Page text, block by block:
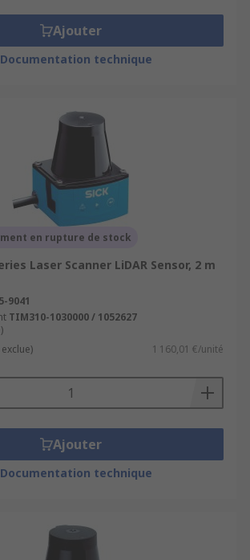
Ajouter
Documentation technique
en rupture de stock
Laser Scanner LiDAR Sensor, 2 m
9041
TIM310-1030000 / 1052627
1 160,01 €/unité
Ajouter
Documentation technique